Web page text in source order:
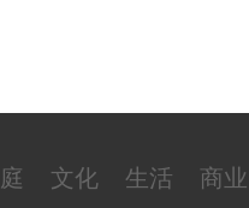
文化 生活 商业